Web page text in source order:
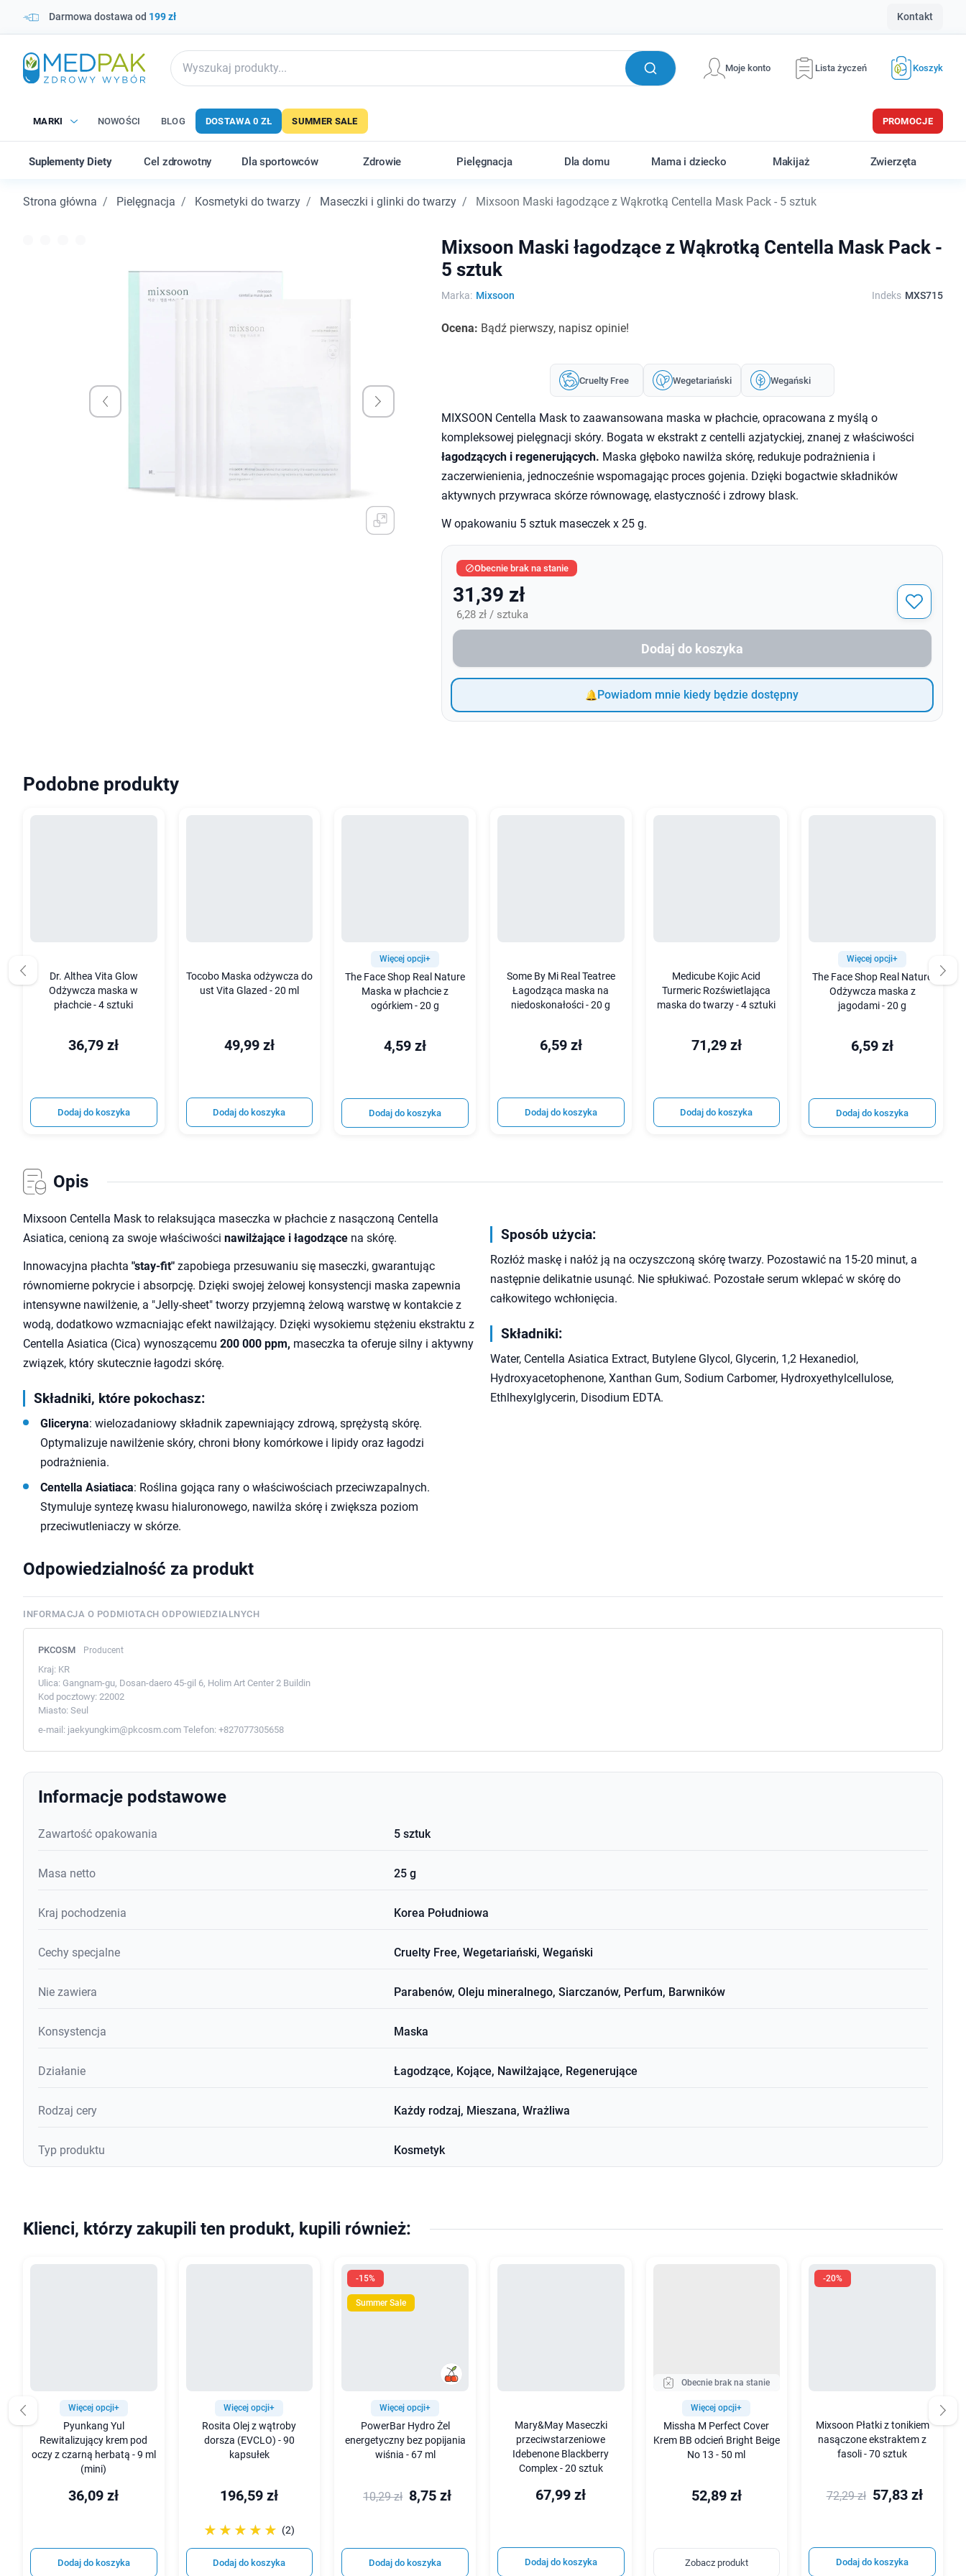
Darmowa dostawa od 199 zł Kontakt
Moje konto Lista życzeń Koszyk
MARKI NOWOŚCI BLOG DOSTAWA 0 ZŁ SUMMER SALE PROMOCJE
Suplementy Diety Cel zdrowotny Dla sportowców Zdrowie Pielęgnacja Dla domu Mama i dziecko Makijaż Zwierzęta
Strona główna Pielęgnacja Kosmetyki do twarzy Maseczki i glinki do twarzy Mixsoon Maski łagodzące z Wąkrotką Centella Mask Pack - 5 sztuk
Mixsoon Maski łagodzące z Wąkrotką Centella Mask Pack -
5 sztuk
Marka: Mixsoon Indeks MXS715
Ocena: Bądź pierwszy, napisz opinie!
Cruelty Free Wegetariański Wegański
MIXSOON Centella Mask to zaawansowana maska w płachcie, opracowana z myślą o
kompleksowej pielęgnacji skóry. Bogata w ekstrakt z centelli azjatyckiej, znanej z właściwości
łagodzących i regenerujących. Maska głęboko nawilża skórę, redukuje podrażnienia i
zaczerwienienia, jednocześnie wspomagając proces gojenia. Dzięki bogactwie składników
aktywnych przywraca skórze równowagę, elastyczność i zdrowy blask.
W opakowaniu 5 sztuk maseczek x 25 g.
Obecnie brak na stanie
31,39 zł
6,28 zł / sztuka
Dodaj do koszyka
Powiadom mnie kiedy będzie dostępny
Podobne produkty
Dr. Althea Vita Glow
Odżywcza maska w
płachcie - 4 sztuki
36,79 zł
Dodaj do koszyka
Tocobo Maska odżywcza do
ust Vita Glazed - 20 ml
49,99 zł
Dodaj do koszyka
Więcej opcji+
The Face Shop Real Nature
Maska w płachcie z
ogórkiem - 20 g
4,59 zł
Dodaj do koszyka
Some By Mi Real Teatree
Łagodząca maska na
niedoskonałości - 20 g
6,59 zł
Dodaj do koszyka
Medicube Kojic Acid
Turmeric Rozświetlająca
maska do twarzy - 4 sztuki
71,29 zł
Dodaj do koszyka
Więcej opcji+
The Face Shop Real Nature
Odżywcza maska z
jagodami - 20 g
6,59 zł
Dodaj do koszyka
Opis
Mixsoon Centella Mask to relaksująca maseczka w płachcie z nasączoną Centella
Asiatica, cenioną za swoje właściwości nawilżające i łagodzące na skórę.
Innowacyjna płachta "stay-fit" zapobiega przesuwaniu się maseczki, gwarantując
równomierne pokrycie i absorpcję. Dzięki swojej żelowej konsystencji maska zapewnia
intensywne nawilżenie, a "Jelly-sheet" tworzy przyjemną żelową warstwę w kontakcie z
wodą, dodatkowo wzmacniając efekt nawilżający. Dzięki wysokiemu stężeniu ekstraktu z
Centella Asiatica (Cica) wynoszącemu 200 000 ppm, maseczka ta oferuje silny i aktywny
związek, który skutecznie łagodzi skórę.
Składniki, które pokochasz:
Gliceryna: wielozadaniowy składnik zapewniający zdrową, sprężystą skórę.
Optymalizuje nawilżenie skóry, chroni błony komórkowe i lipidy oraz łagodzi
podrażnienia.
Centella Asiatiaca: Roślina gojąca rany o właściwościach przeciwzapalnych.
Stymuluje syntezę kwasu hialuronowego, nawilża skórę i zwiększa poziom
przeciwutleniaczy w skórze.
Sposób użycia:
Rozłóż maskę i nałóż ją na oczyszczoną skórę twarzy. Pozostawić na 15-20 minut, a
następnie delikatnie usunąć. Nie spłukiwać. Pozostałe serum wklepać w skórę do
całkowitego wchłonięcia.
Składniki:
Water, Centella Asiatica Extract, Butylene Glycol, Glycerin, 1,2 Hexanediol,
Hydroxyacetophenone, Xanthan Gum, Sodium Carbomer, Hydroxyethylcellulose,
Ethlhexylglycerin, Disodium EDTA.
Odpowiedzialność za produkt
INFORMACJA O PODMIOTACH ODPOWIEDZIALNYCH
PKCOSM Producent
Kraj: KR
Ulica: Gangnam-gu, Dosan-daero 45-gil 6, Holim Art Center 2 Buildin
Kod pocztowy: 22002
Miasto: Seul
e-mail: jaekyungkim@pkcosm.com Telefon: +827077305658
Informacje podstawowe
Zawartość opakowania 5 sztuk
Masa netto 25 g
Kraj pochodzenia Korea Południowa
Cechy specjalne Cruelty Free, Wegetariański, Wegański
Nie zawiera Parabenów, Oleju mineralnego, Siarczanów, Perfum, Barwników
Konsystencja Maska
Działanie Łagodzące, Kojące, Nawilżające, Regenerujące
Rodzaj cery Każdy rodzaj, Mieszana, Wrażliwa
Typ produktu Kosmetyk
Klienci, którzy zakupili ten produkt, kupili również:
Więcej opcji+
Pyunkang Yul
Rewitalizujący krem pod
oczy z czarną herbatą - 9 ml
(mini)
36,09 zł
Dodaj do koszyka
Więcej opcji+
Rosita Olej z wątroby
dorsza (EVCLO) - 90
kapsułek
196,59 zł
☆☆☆☆☆
★★★★★ (2)
Dodaj do koszyka
-15%
Summer Sale
Więcej opcji+
PowerBar Hydro Żel
energetyczny bez popijania
wiśnia - 67 ml
10,29 zł 8,75 zł
Dodaj do koszyka
Mary&May Maseczki
przeciwstarzeniowe
Idebenone Blackberry
Complex - 20 sztuk
67,99 zł
Dodaj do koszyka
Obecnie brak na stanie
Więcej opcji+
Missha M Perfect Cover
Krem BB odcień Bright Beige
No 13 - 50 ml
52,89 zł
Zobacz produkt
-20%
Mixsoon Płatki z tonikiem
nasączone ekstraktem z
fasoli - 70 sztuk
72,29 zł 57,83 zł
Dodaj do koszyka